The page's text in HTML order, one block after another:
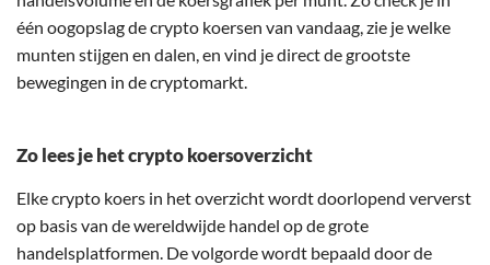
één oogopslag de crypto koersen van vandaag, zie je welke
munten stijgen en dalen, en vind je direct de grootste
bewegingen in de cryptomarkt.
Zo lees je het crypto koersoverzicht
Elke crypto koers in het overzicht wordt doorlopend ververst
op basis van de wereldwijde handel op de grote
handelsplatformen. De volgorde wordt bepaald door de